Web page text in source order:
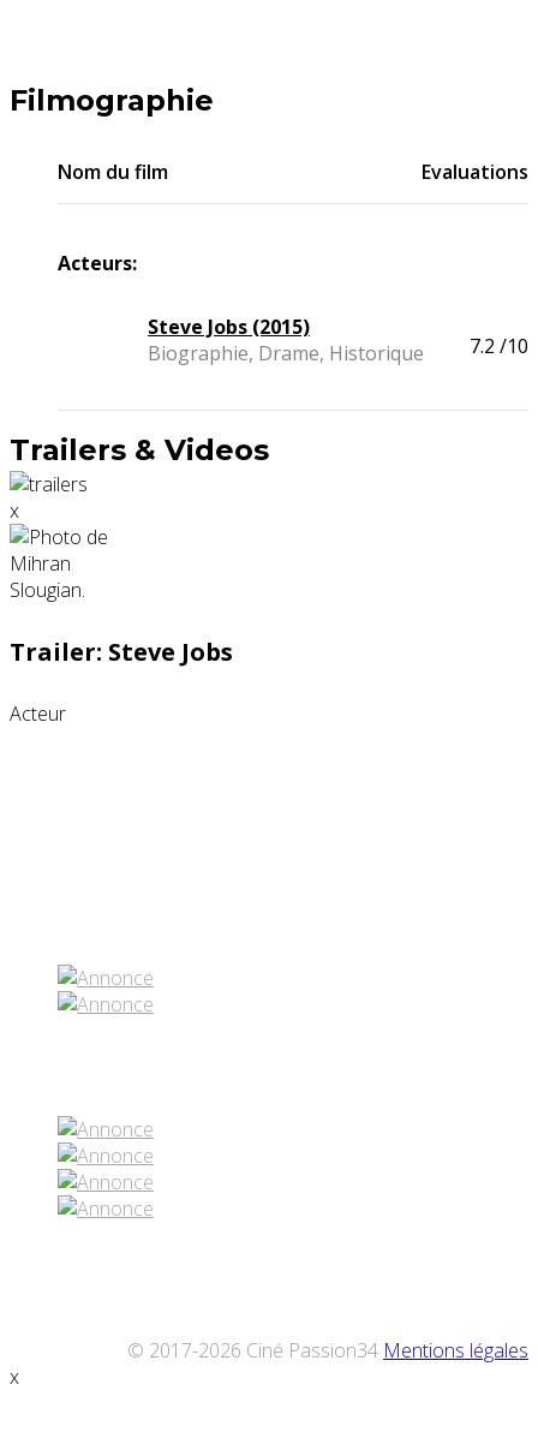
Filmographie
Nom du film Evaluations
Acteurs:
Steve Jobs (2015)
Biographie, Drame, Historique
7.2 /10
Trailers & Videos
x
Trailer: Steve Jobs
Acteur
© 2017-2026 Ciné Passion34 Mentions légales
x